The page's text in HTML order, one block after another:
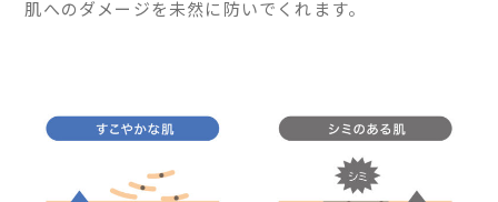
肌へのダメージを未然に防いでくれます。